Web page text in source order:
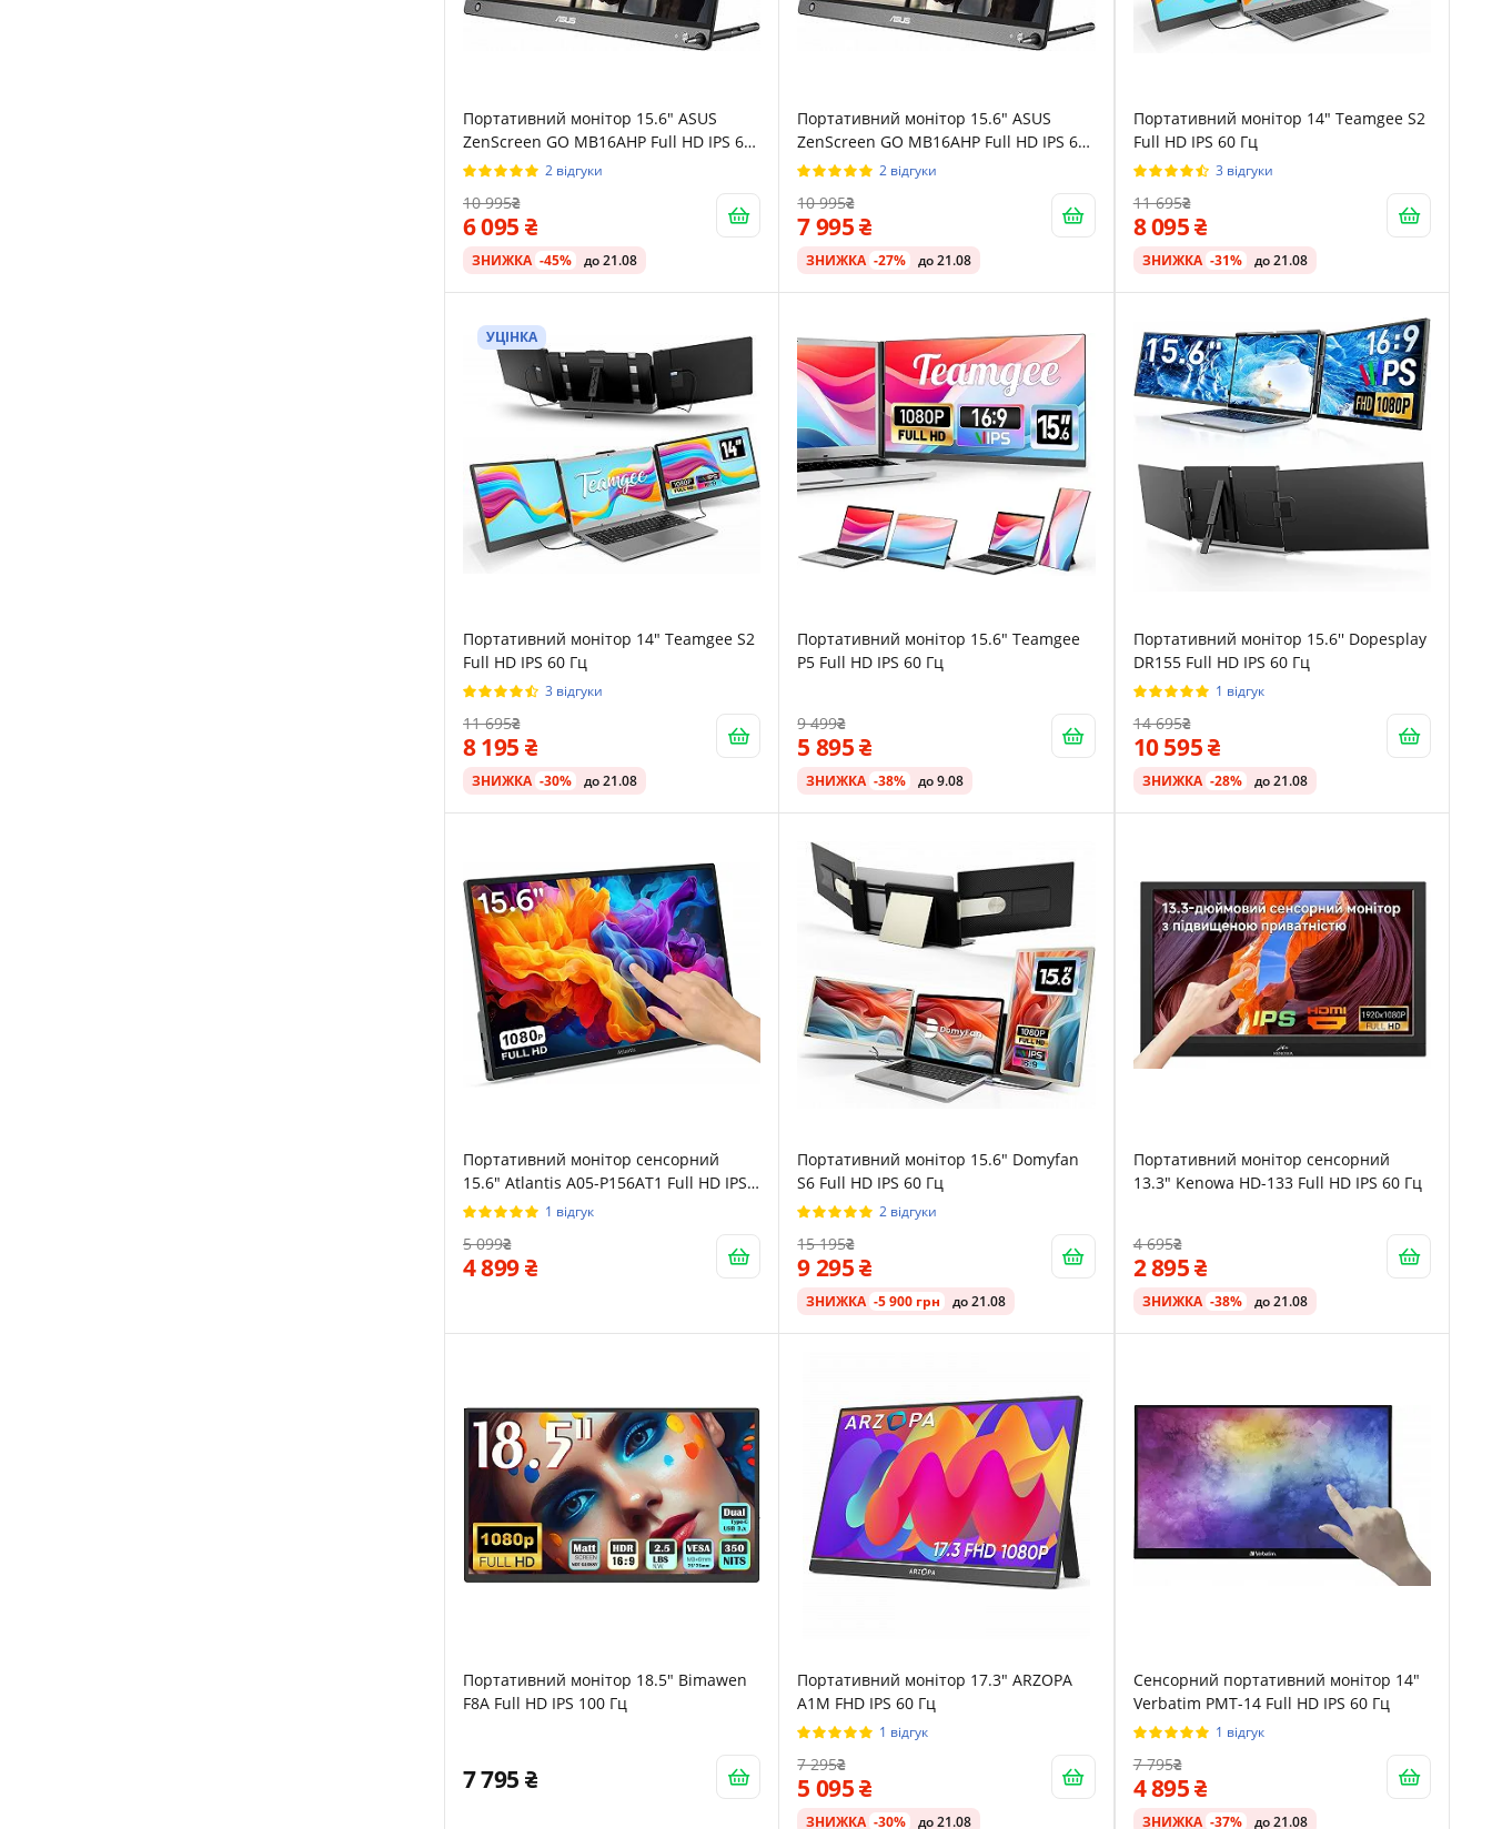
Портативний монітор 15.6" ASUS
ZenScreen GO MB16AHP Full HD IPS 60
Гц
2 відгуки
10 995
6 095
ЗНИЖКА -45% до 21.08
Портативний монітор 15.6" ASUS
ZenScreen GO MB16AHP Full HD IPS 60
Гц
2 відгуки
10 995
7 995
ЗНИЖКА -27% до 21.08
Портативний монітор 14" Teamgee S2
Full HD IPS 60 Гц
3 відгуки
11 695
8 095
ЗНИЖКА -31% до 21.08
УЦІНКА
Портативний монітор 14" Teamgee S2
Full HD IPS 60 Гц
3 відгуки
11 695
8 195
ЗНИЖКА -30% до 21.08
Портативний монітор 15.6" Teamgee
P5 Full HD IPS 60 Гц
9 499
5 895
ЗНИЖКА -38% до 9.08
Портативний монітор 15.6'' Dopesplay
DR155 Full HD IPS 60 Гц
1 відгук
14 695
10 595
ЗНИЖКА -28% до 21.08
Портативний монітор сенсорний
15.6" Atlantis A05-P156AT1 Full HD IPS
60 Гц
1 відгук
5 099
4 899
Портативний монітор 15.6" Domyfan
S6 Full HD IPS 60 Гц
2 відгуки
15 195
9 295
ЗНИЖКА -5 900 грн до 21.08
Портативний монітор сенсорний
13.3" Kenowa HD-133 Full HD IPS 60 Гц
4 695
2 895
ЗНИЖКА -38% до 21.08
Портативний монітор 18.5" Bimawen
F8A Full HD IPS 100 Гц
7 795
Портативний монітор 17.3" ARZOPA
A1M FHD IPS 60 Гц
1 відгук
7 295
5 095
ЗНИЖКА -30% до 21.08
Сенсорний портативний монітор 14"
Verbatim PMT-14 Full HD IPS 60 Гц
1 відгук
7 795
4 895
ЗНИЖКА -37% до 21.08